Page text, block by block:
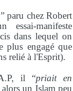
” paru chez Robert
essai-manifeste
dans lequel on
plus engagé que
relié à l'Esprit).
il “priait en
un Islam peu